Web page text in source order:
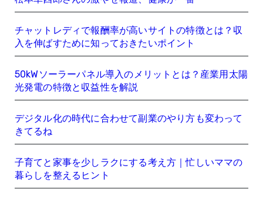
送
り
チャットレディで報酬率が高いサイトの特徴とは？収
入を伸ばすために知っておきたいポイント
50kWソーラーパネル導入のメリットとは？産業用太陽
光発電の特徴と収益性を解説
デジタル化の時代に合わせて副業のやり方も変わって
きてるね
子育てと家事を少しラクにする考え方｜忙しいママの
暮らしを整えるヒント